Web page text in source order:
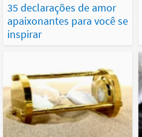
35 declarações de amor
apaixonantes para você se
inspirar